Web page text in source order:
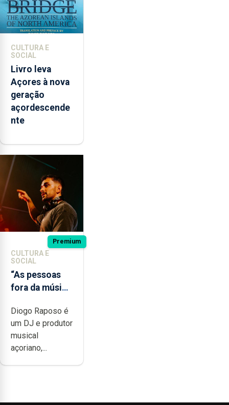
CULTURA E
SOCIAL
Livro leva
Açores à nova
geração
açordescende
nte
Premium
CULTURA E
SOCIAL
“As pessoas
fora da música
noção do quão
difícil é
produzir uma
música”
Diogo Raposo é
um DJ e produtor
musical
açoriano,...